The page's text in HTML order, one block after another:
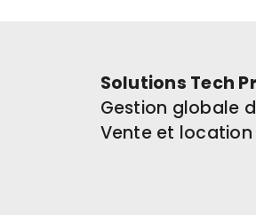
Solutions Tech
Gestion globale
Vente et